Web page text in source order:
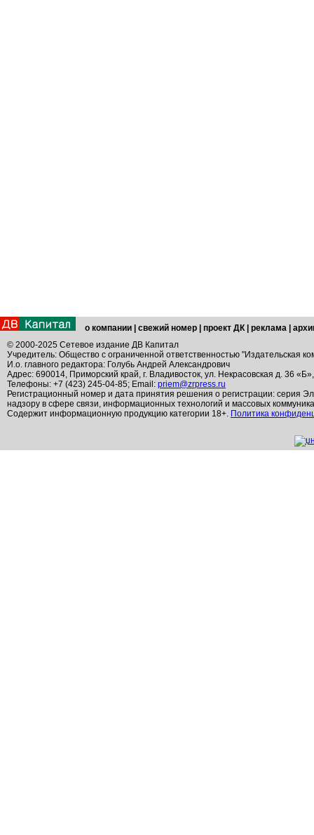
о компании свежий номер проект ДК реклама
© 2000-2025 Сетевое издание ДВ Капитал
Учредитель: Общество с ограниченной ответственностью "Издательская
И.о. главного редактора: Голубь Андрей Александрович
Адрес: 690014, Приморский край, г. Владивосток, ул. Некрасовская д. 36
Телефоны: +7 (423) 245-04-85; Email: priem@zrpress.ru
Регистрационный номер и дата принятия решения о регистрации: серия
надзору в сфере связи, информационных технологий и массовых
Содержит информационную продукцию категории 18+. Политика